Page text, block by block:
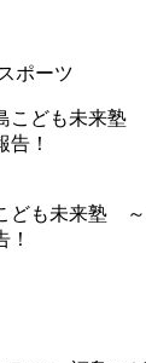
ポーツ
ども未来塾